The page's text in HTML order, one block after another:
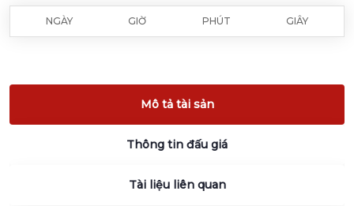
NGÀY GIỜ PHÚT GIÂY
Mô tả tài sản
Thông tin đấu giá
Tài liệu liên quan